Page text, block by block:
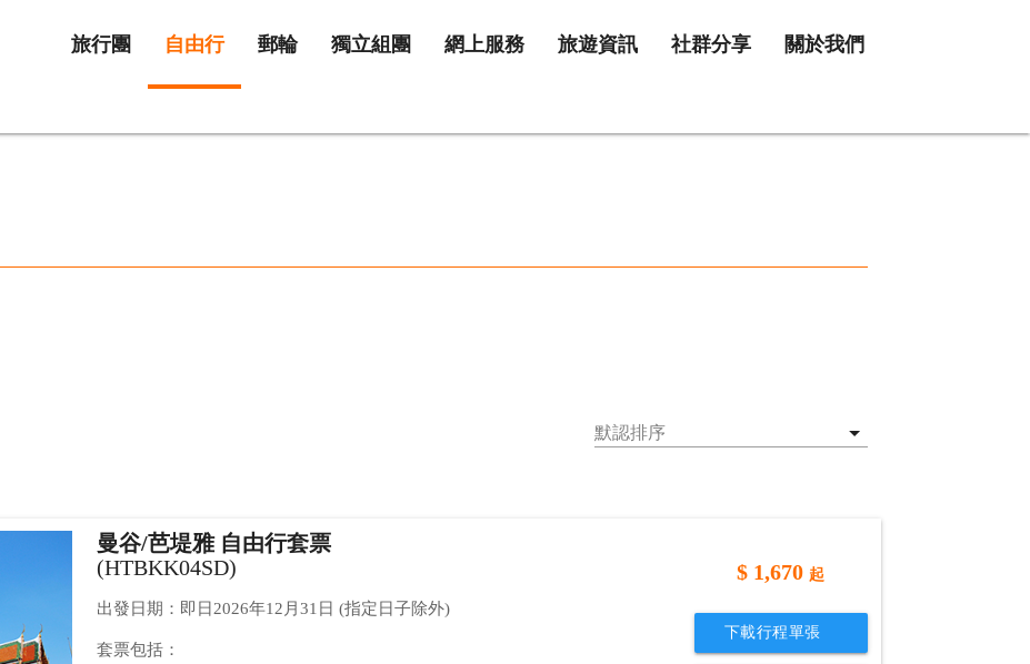
旅行團 自由行 郵輪 獨立組團 網上服務 旅遊資訊 社群分享 關於我們
曼谷/芭堤雅 自由行套票
(HTBKK04SD)
出發日期：即日2026年12月31日 (指定日子除外)
套票包括：
$ 1,670 起
下載行程單張